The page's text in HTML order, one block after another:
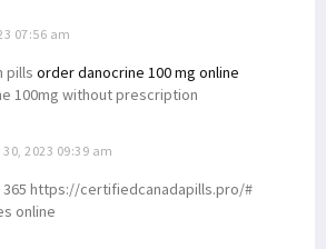
07:56 am
pills order danocrine 100 mg online
100mg without prescription
30, 2023 09:39 am
365 https://certifiedcanadapills.pro/#
online